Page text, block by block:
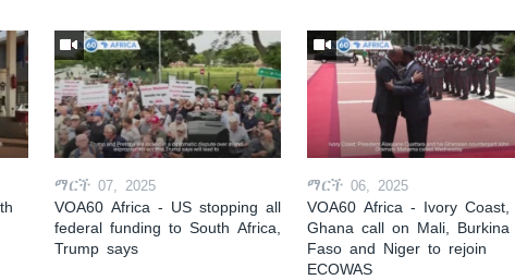
ማርች 07, 2025
VOA60 Africa - US stopping all
federal funding to South Africa,
Trump says
ማርች 06, 2025
VOA60 Africa - Ivory Coast,
Ghana call on Mali, Burkina
Faso and Niger to rejoin
ECOWAS